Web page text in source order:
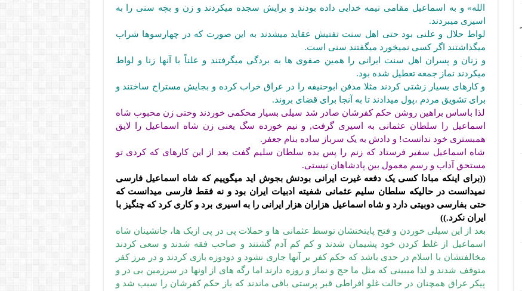
الله» و به اسماعیل مقامی نیمه خدایی داده بودند و برایش سجده میکردند و زن و بچه سنی را به
اسیری میبردند.
لواط حلال و علنی بود حتی اهل سنت تفتیش عقاید میشدند به این صورت که در چهارسوها شراب
میگذاشتند اگر کسی نمیخورد میگفتند سنی است.
و زنان و پسران اهل سنت ایرانی را همین صفوی ها به بردگی میگرفتند و علناً با آنها زنا و لواط
میکردند نماز جمعه تعطیل شده بود.
و کارهای بسیار زشتی کردند مثلا مدفن ابوحنیفه را در عراق خراب کرده و بجایش مستراح ساختند و
برای تشویق مردم ،پول میدادند تا به آنجا برای قضای بروند.
لذا باساس براهین روشن حکم کفرشان صادر شد سیلی بسیار محکمی خوردند وحتی زن محبوب شاه
اسماعیل را سلطان عثمانی به اسیری گرفت, و نیم خورده سگ یعنی زن شاه اسماعیل را لایق
همبستری خود ندانست! و دادش به یک سرباز ساده بنام جعفر.
شاه اسماعیل سفیر فرستاد که زنم را پس بده سلطان سلیم گفت بعد از این کارهای که کردی تو
مستحق آداب و رسم معمول بین پادشاهان نیستی.
((برای اینکه مبادا کسی یک دفعه غیرت ایرانی بودنش بجوش اید میگوییم که شاه اسماعیل فارسی
نمیدانست در حالیکه سلطان سلیم عثمانی شفیته ادبیات ایران بود و نه فقط فارسی میدانست که
حتی بفارسی دوبیتی دارد و شاه اسماعیل هزاران هزار ایرانی را به اسیری برد و کاری کرد که چنگیز با
ایران نکرد.))
بعد از این سیلی خوردن و فتح پایتختشان توسط عثمانی ها و حملات پی در پی ازبک ها، جانشینان شاه
اسماعیل از غلط کردن خود پشیمان شدند و کم کم آدم گشتند و صاحب فقه شدند و سعی کردند
مخالفتشان با اسلام در حدی باشد که حکم کفر بر آنها جاری نشود و دودوزه بازی کردند و در مرز کفر
متوقف شدند و لذا میبینی که مثل ما حج و نماز و روزه دارند اما رگه های از اونها در سرزمین بی در و
پیکر عراق همچنان در حالت غلو افراطی قبر پرستی باقی ماندند که باز حکم کفرشان را سبب شد و